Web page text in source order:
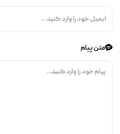
متن پیام